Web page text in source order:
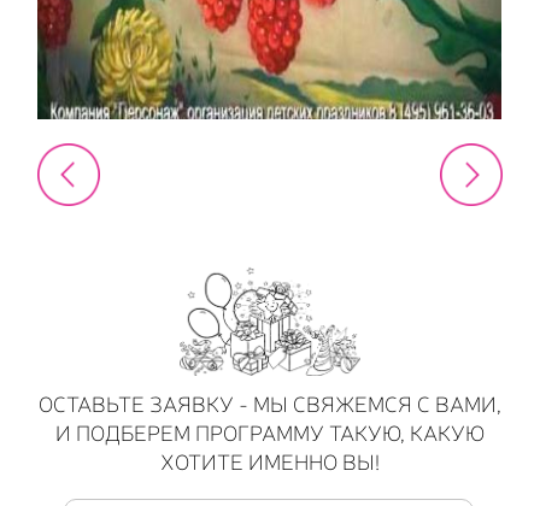
ОСТАВЬТЕ ЗАЯВКУ - МЫ СВЯЖЕМСЯ С ВАМИ,
И ПОДБЕРЕМ ПРОГРАММУ ТАКУЮ, КАКУЮ
ХОТИТЕ ИМЕННО ВЫ!